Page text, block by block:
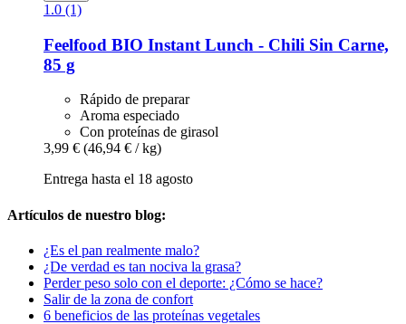
1.0 (1)
Feelfood BIO Instant Lunch -​ Chili Sin Carne,
85 g
Rápido de preparar
Aroma especiado
Con proteínas de girasol
3,99 € (46,94 € / kg)
Entrega hasta el 18 agosto
Artículos de nuestro blog:
¿Es el pan realmente malo?
¿De verdad es tan nociva la grasa?
Perder peso solo con el deporte: ¿Cómo se hace?
Salir de la zona de confort
6 beneficios de las proteínas vegetales